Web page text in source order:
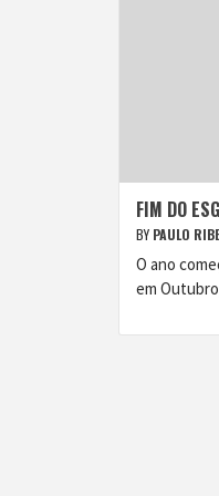
FIM DO
BY PAULO
O ano
em